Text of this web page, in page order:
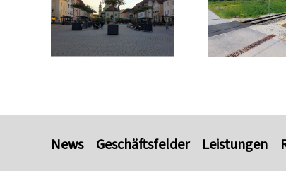
News Geschäftsfelder Leistungen